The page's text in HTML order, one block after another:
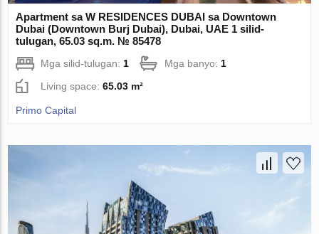
Apartment sa W RESIDENCES DUBAI sa Downtown
Dubai (Downtown Burj Dubai), Dubai, UAE 1 silid-
tulugan, 65.03 sq.m. № 85478
Mga silid-tulugan: 1 Mga banyo: 1
Living space:65.03 m²
Primo Capital